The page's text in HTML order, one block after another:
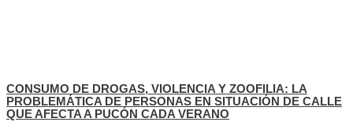
CONSUMO DE DROGAS, VIOLENCIA Y ZOOFILIA: LA
PROBLEMÁTICA DE PERSONAS EN SITUACIÓN DE CALLE
QUE AFECTA A PUCÓN CADA VERANO